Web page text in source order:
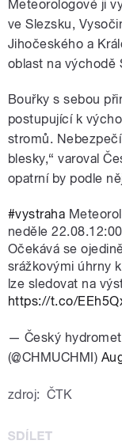
Meteorologové ji
ve Slezsku,
Jihočeského a
oblast na východě
Bouřky s sebou
postupující k
stromů.
blesky,“ varoval
opatrní by podle
#vystraha
neděle
Očekává se
srážkovými úhrny
lze sledovat na
https://t.co/
— Český
(@CHMUCHMI)
zdroj: ČTK